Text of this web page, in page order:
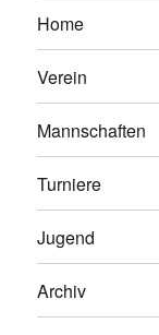
Home
Verein
Mannschaften
Turniere
Jugend
Archiv